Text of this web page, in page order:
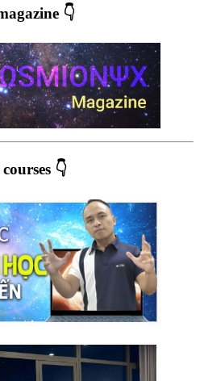
👇
👇